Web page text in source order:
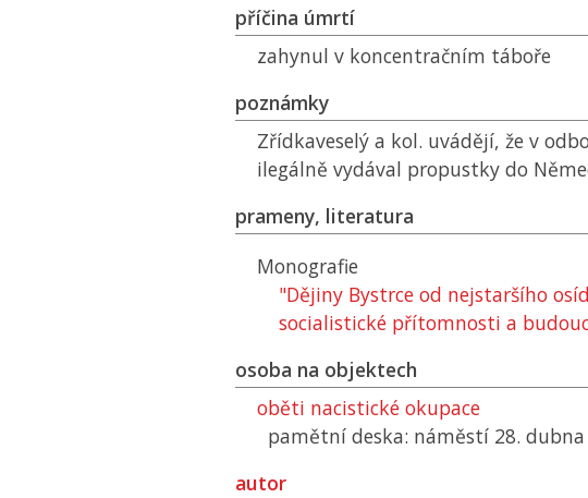
příčina úmrtí
zahynul v koncentračním táboře
poznámky
Zřídkaveselý a kol. uvádějí, že v
ilegálně vydával propustky do
prameny, literatura
Monografie
"Dějiny Bystrce od nejstaršího
socialistické přítomnosti a
osoba na objektech
oběti nacistické okupace
pamětní deska: náměstí 28.
autor